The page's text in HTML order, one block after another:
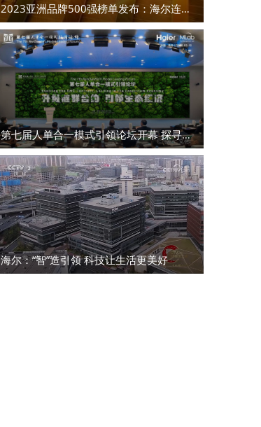
2023亚洲品牌500强榜单发布：海尔连续18年上榜，蝉联第4
第七届人单合一模式引领论坛开幕 探寻高质量发展全球新路径
海尔：“智”造引领 科技让生活更美好